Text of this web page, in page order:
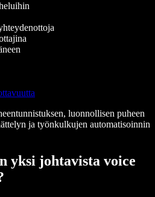
luonnollisen puheen
ja työnkulkujen automatisoinnin
yksi johtavista voice